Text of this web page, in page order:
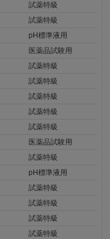
試薬特級
試薬特級
pH標準液用
医薬品試験用
試薬特級
試薬特級
試薬特級
試薬特級
試薬特級
医薬品試験用
試薬特級
pH標準液用
試薬特級
試薬特級
試薬特級
試薬特級